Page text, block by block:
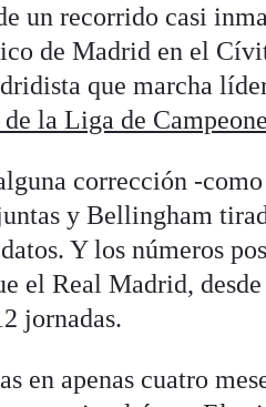
un recorrido casi
de Madrid en el
que marcha
la Liga de
corrección -
y Bellingham
Y los números
el Real Madrid,
jornadas.
en apenas cuatro